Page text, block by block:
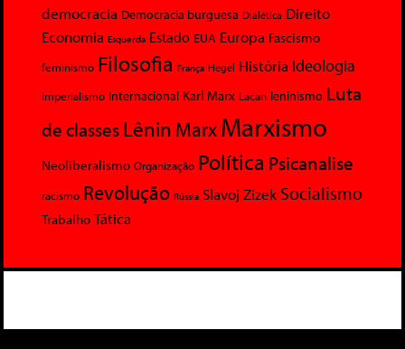
democracia Democracia burguesa Dialética Direito
Economia Esquerda Estado EUA Europa Fascismo
feminismo Filosofia França Hegel História Ideologia
Imperialismo Internacional Karl Marx Lacan leninismo Luta
de classesLênin MarxMarxismo
Neoliberalismo Organização Política Psicanalise
racismo Revolução Rússia Slavoj Zizek Socialismo
Trabalho Tática